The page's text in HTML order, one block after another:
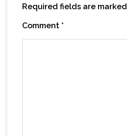
Required fields are marked
Comment *